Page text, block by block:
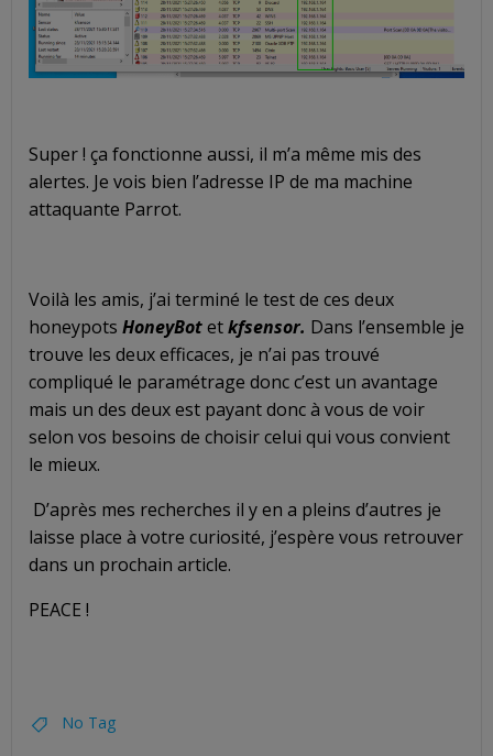
Super ! ça fonctionne aussi, il m’a même mis des
alertes. Je vois bien l’adresse IP de ma machine
attaquante Parrot.
Voilà les amis, j’ai terminé le test de ces deux
honeypots HoneyBotetkfsensor. Dans l’ensemble je
trouve les deux efficaces, je n’ai pas trouvé
compliqué le paramétrage donc c’est un avantage
mais un des deux est payant donc à vous de voir
selon vos besoins de choisir celui qui vous convient
le mieux.
D’après mes recherches il y en a pleins d’autres je
laisse place à votre curiosité, j’espère vous retrouver
dans un prochain article.
PEACE !
No Tag